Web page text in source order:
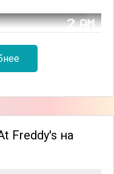
Freddy's на